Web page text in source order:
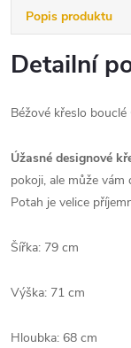
Popis produktu
Detailní
Béžové křeslo
Úžasné designové
pokoji, ale může
Potah je velice
Šířka: 79 cm
Výška: 71 cm
Hloubka: 68 cm